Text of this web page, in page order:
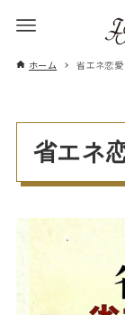
ホーム 省エネ恋愛
省エネ